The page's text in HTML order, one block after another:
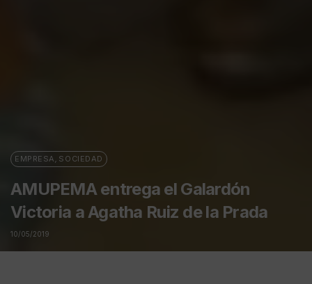
EMPRESA , SOCIEDAD
AMUPEMA entrega el Galardón
Victoria a Agatha Ruiz de la Prada
10/05/2019